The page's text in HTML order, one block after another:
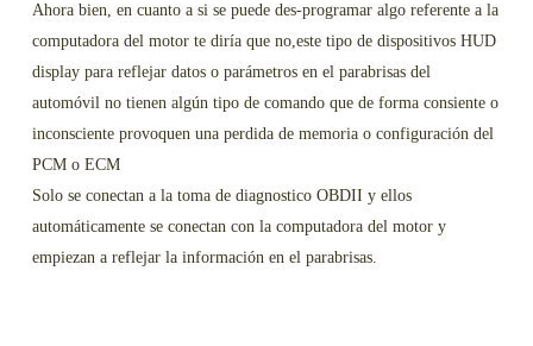
Ahora bien, en cuanto a si se puede des-programar algo referente a la
computadora del motor te diría que no,este tipo de dispositivos HUD
display para reflejar datos o parámetros en el parabrisas del
automóvil no tienen algún tipo de comando que de forma consiente o
inconsciente provoquen una perdida de memoria o configuración del
PCM o ECM
Solo se conectan a la toma de diagnostico OBDII y ellos
automáticamente se conectan con la computadora del motor y
empiezan a reflejar la información en el parabrisas.